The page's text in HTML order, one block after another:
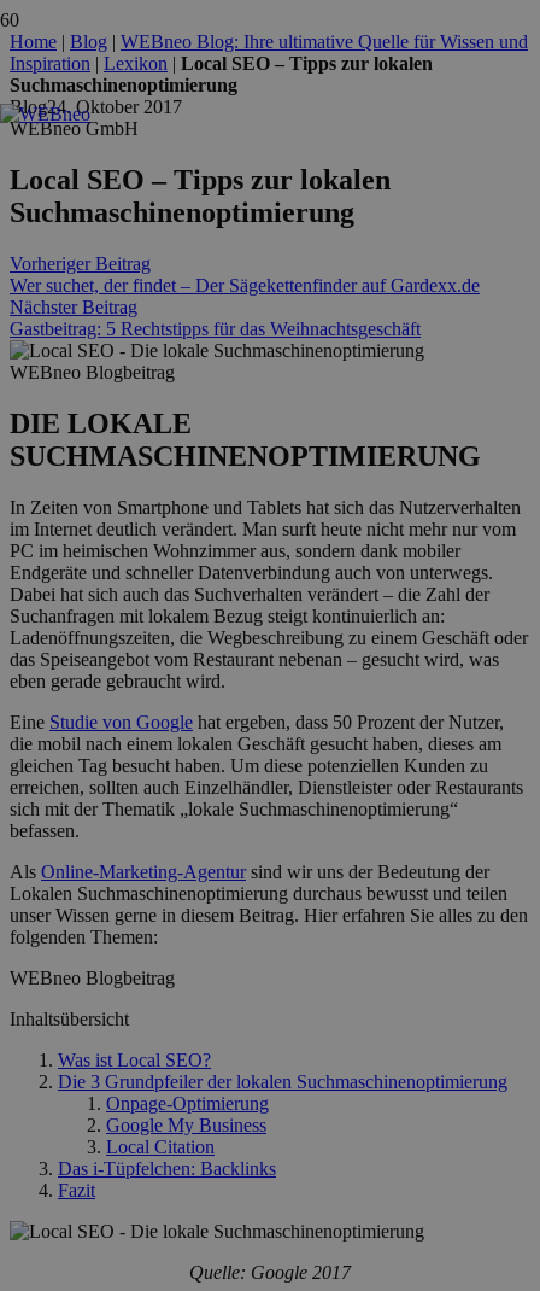
Home | Blog | WEBneo Blog: Ihre ultimative Quelle für Wissen und
Inspiration | Lexikon | Local SEO – Tipps zur lokalen
Suchmaschinenoptimierung
Blog24. Oktober 2017
WEBneo GmbH
Local SEO – Tipps zur lokalen
Suchmaschinenoptimierung
Vorheriger Beitrag
Wer suchet, der findet – Der Sägekettenfinder auf Gardexx.de
Nächster Beitrag
Gastbeitrag: 5 Rechtstipps für das Weihnachtsgeschäft
WEBneo Blogbeitrag
DIE LOKALE
SUCHMASCHINENOPTIMIERUNG
In Zeiten von Smartphone und Tablets hat sich das Nutzerverhalten
im Internet deutlich verändert. Man surft heute nicht mehr nur vom
PC im heimischen Wohnzimmer aus, sondern dank mobiler
Endgeräte und schneller Datenverbindung auch von unterwegs.
Dabei hat sich auch das Suchverhalten verändert – die Zahl der
Suchanfragen mit lokalem Bezug steigt kontinuierlich an:
Ladenöffnungszeiten, die Wegbeschreibung zu einem Geschäft oder
das Speiseangebot vom Restaurant nebenan – gesucht wird, was
eben gerade gebraucht wird.
Eine Studie von Google hat ergeben, dass 50 Prozent der Nutzer,
die mobil nach einem lokalen Geschäft gesucht haben, dieses am
gleichen Tag besucht haben. Um diese potenziellen Kunden zu
erreichen, sollten auch Einzelhändler, Dienstleister oder Restaurants
sich mit der Thematik „lokale Suchmaschinenoptimierung“
befassen.
Als Online-Marketing-Agentursind wir uns der Bedeutung der
Lokalen Suchmaschinenoptimierung durchaus bewusst und teilen
unser Wissen gerne in diesem Beitrag. Hier erfahren Sie alles zu den
folgenden Themen:
WEBneo Blogbeitrag
Inhaltsübersicht
Was ist Local SEO?
Die 3 Grundpfeiler der lokalen Suchmaschinenoptimierung
Onpage-Optimierung
Google My Business
Local Citation
Das i-Tüpfelchen: Backlinks
Fazit
Quelle: Google 2017